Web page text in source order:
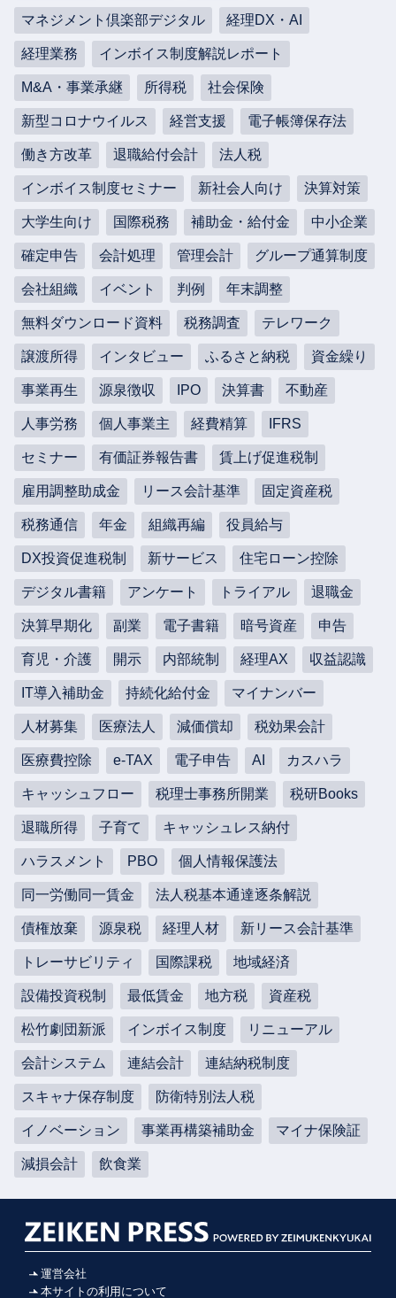
マネジメント倶楽部デジタル 経理DX・AI
経理業務 インボイス制度解説レポート
M&A・事業承継 所得税 社会保険
新型コロナウイルス 経営支援 電子帳簿保存法
働き方改革 退職給付会計 法人税
インボイス制度セミナー 新社会人向け 決算対策
大学生向け 国際税務 補助金・給付金 中小企業
確定申告 会計処理 管理会計 グループ通算制度
会社組織 イベント 判例 年末調整
無料ダウンロード資料 税務調査 テレワーク
譲渡所得 インタビュー ふるさと納税 資金繰り
事業再生 源泉徴収 IPO 決算書 不動産
人事労務 個人事業主 経費精算 IFRS
セミナー 有価証券報告書 賃上げ促進税制
雇用調整助成金 リース会計基準 固定資産税
税務通信 年金 組織再編 役員給与
DX投資促進税制 新サービス 住宅ローン控除
デジタル書籍 アンケート トライアル 退職金
決算早期化 副業 電子書籍 暗号資産 申告
育児・介護 開示 内部統制 経理AX 収益認識
IT導入補助金 持続化給付金 マイナンバー
人材募集 医療法人 減価償却 税効果会計
医療費控除 e-TAX 電子申告 AI カスハラ
キャッシュフロー 税理士事務所開業 税研Books
退職所得 子育て キャッシュレス納付
ハラスメント PBO 個人情報保護法
同一労働同一賃金 法人税基本通達逐条解説
債権放棄 源泉税 経理人材 新リース会計基準
トレーサビリティ 国際課税 地域経済
設備投資税制 最低賃金 地方税 資産税
松竹劇団新派 インボイス制度 リニューアル
会計システム 連結会計 連結納税制度
スキャナ保存制度 防衛特別法人税
イノベーション 事業再構築補助金 マイナ保険証
減損会計 飲食業
運営会社
本サイトの利用について